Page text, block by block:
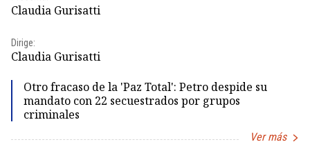
Claudia Gurisatti
Dirige:
Claudia Gurisatti
Otro fracaso de la 'Paz Total': Petro despide su
mandato con 22 secuestrados por grupos
criminales
Ver más